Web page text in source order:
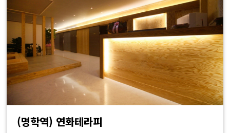
(명학역) 연화테라피